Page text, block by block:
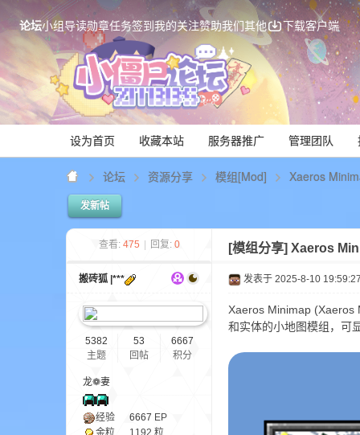
论坛小组导读勋章任务签到我的关注赞助我们其他 下载客户端
设为首页 收藏本站 服务器推广 管理团队
论坛 资源分享 模组[Mod] Xaeros
发新帖
查看: 475 回复: 0 [模组分享] Xaeros
搬砖狐 |***
5382
主题
53
回帖
6667
积分
龙❁妻
经验 6667 EP
金粒
1192 粒
发表于 2025-8-10
Xaeros Minimap (Xaeros
和实体的小地图模组，可